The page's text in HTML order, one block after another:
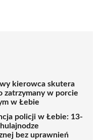
kierowca skutera
zatrzymany w porcie
w Łebie
policji w Łebie: 13-
bez uprawnień